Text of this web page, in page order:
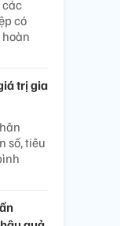
các
có
trị gia
số, tiêu